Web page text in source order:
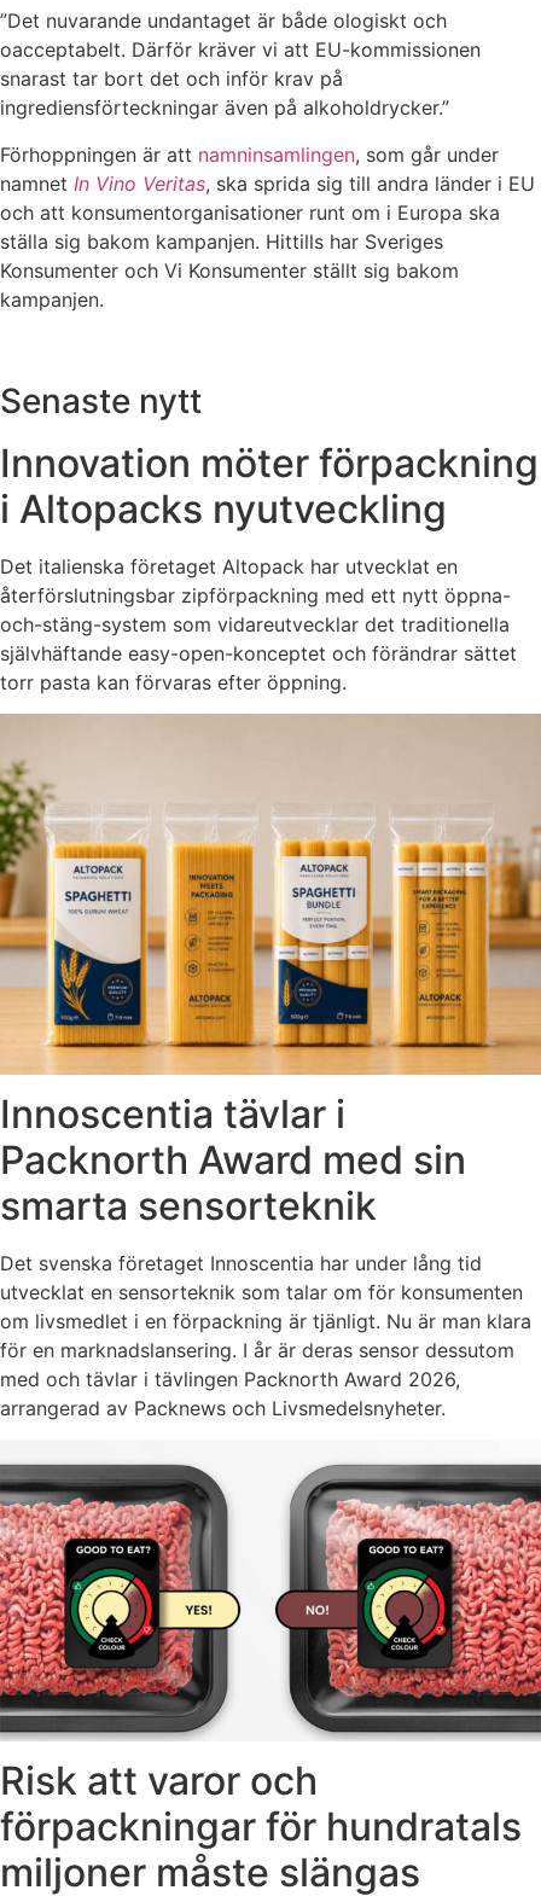
”Det nuvarande undantaget är både ologiskt och
oacceptabelt. Därför kräver vi att EU-kommissionen
snarast tar bort det och inför krav på
ingrediensförteckningar även på alkoholdrycker.”
Förhoppningen är att namninsamlingen, som går under
namnet In Vino Veritas, ska sprida sig till andra länder i EU
och att konsumentorganisationer runt om i Europa ska
ställa sig bakom kampanjen. Hittills har Sveriges
Konsumenter och Vi Konsumenter ställt sig bakom
kampanjen.
Senaste nytt
Innovation möter förpackning
i Altopacks nyutveckling
Det italienska företaget Altopack har utvecklat en
återförslutningsbar zipförpackning med ett nytt öppna-
och-stäng-system som vidareutvecklar det traditionella
självhäftande easy-open-konceptet och förändrar sättet
torr pasta kan förvaras efter öppning.
Innoscentia tävlar i
Packnorth Award med sin
smarta sensorteknik
Det svenska företaget Innoscentia har under lång tid
utvecklat en sensorteknik som talar om för konsumenten
om livsmedlet i en förpackning är tjänligt. Nu är man klara
för en marknadslansering. I år är deras sensor dessutom
med och tävlar i tävlingen Packnorth Award 2026,
arrangerad av Packnews och Livsmedelsnyheter.
Risk att varor och
förpackningar för hundratals
miljoner måste slängas